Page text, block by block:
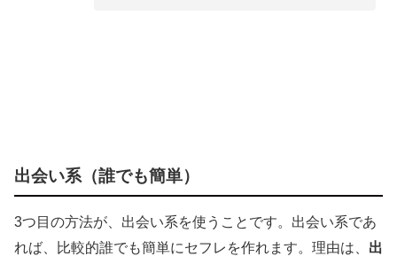
出会い系（誰でも簡単）
3つ目の方法が、出会い系を使うことです。出会い系であ
れば、比較的誰でも簡単にセフレを作れます。理由は、 出